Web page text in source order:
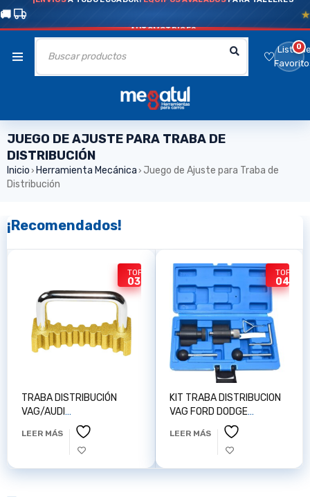
AUTOMOTRICES
Lista0
JUEGO DE AJUSTE PARA TRABA DE
DISTRIBUCIÓN
Inicio › Herramienta Mecánica › Juego de Ajuste para Traba de
Distribución
¡Recomendados!
TOP
03
TRABA DISTRIBUCIÓN
VAG/AUDI
A3/GOLF/SKODA
X003R7HMUZ
LEER MÁS
TOP
04
KIT TRABA DISTRIBUCION
VAG FORD DODGE
MITSUBISHI 1.2D 1.4D 1.6D
1.9D D.02D AUTOTOP
LEER MÁS